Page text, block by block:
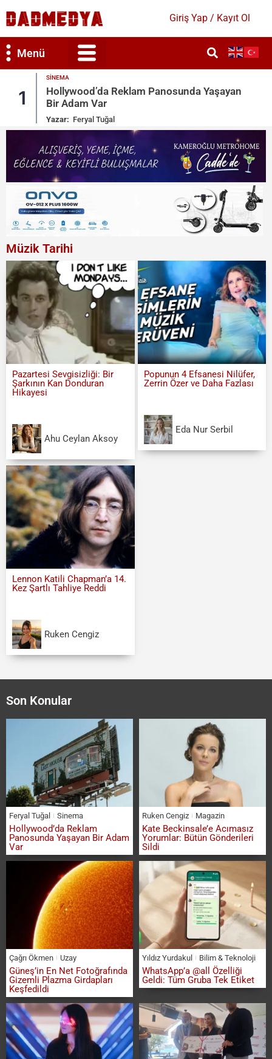
Giriş Yap / Kayıt Ol
Menü
2
Kate Beckinsale’e Acımasız Yorumlar:
Gönderileri Sildi
Yazar: Ruken Cengiz
Müzik Tarihi
Pazartesi Sevgisizliği: Bir
Şarkının Kan Donduran
Hikayesi
Ahu Ceylan Aksoy
Popunun 4 Efsanesi Nilüfer,
Zerrin Özer ve Daha Fazlası
Eda Nur Serbil
Lennon Katili Chapman’a 14.
Kez Şartlı Tahliye Reddi
Ruken Cengiz
Son Konular
Feryal Tuğal Sinema
Hollywood’da Reklam
Panosunda Yaşayan Bir Adam
Var
Ruken Cengiz Magazin
Kate Beckinsale’e Acımasız
Yorumlar: Bütün Gönderileri
Sildi
Çağrı Ökmen Uzay
Güneş’in En Net Fotoğrafında
Gizemli Plazma Girdapları
Keşfedildi
Yıldız Yurdakul Bilim & Teknoloji
WhatsApp’a @all Özelliği
Geldi: Tüm Gruba Tek Etiket